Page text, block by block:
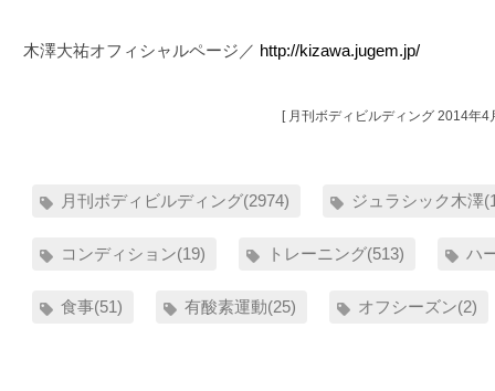
木澤大祐オフィシャルページ／ http://kizawa.jugem.jp/
[ 月刊ボディビルディング 2014年4
月刊ボディビルディング(2974) ジュラシック木澤
コンディション(19) トレーニング(513) ハ
食事(51) 有酸素運動(25) オフシーズン(2)